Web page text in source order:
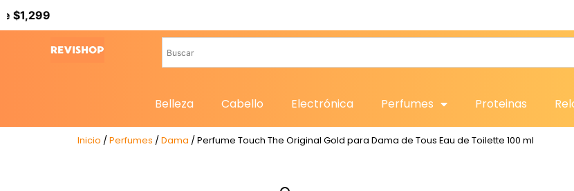
Belleza Cabello Electrónica Perfumes Proteinas
Inicio / Perfumes / Dama / Perfume Touch The Original Gold para Dama de Tous Eau de Toilette 100 ml